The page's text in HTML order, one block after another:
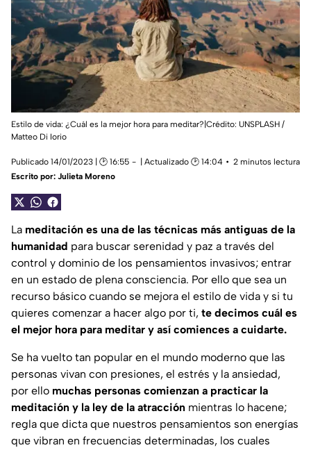
Estilo de vida: ¿Cuál es la mejor hora para meditar?|Crédito: UNSPLASH /
Matteo Di Iorio
Publicado 14/01/2023 | 🕑 16:55 | Actualizado 🕑 14:04
2 minutos lectura
Escrito por: Julieta Moreno
La meditación es una de las técnicas más antiguas de la
humanidad para buscar serenidad y paz a través del
control y dominio de los pensamientos invasivos; entrar
en un estado de plena consciencia. Por ello que sea un
recurso básico cuando se mejora el estilo de vida y si tu
quieres comenzar a hacer algo por ti, te decimos cuál es
el mejor hora para meditar y así comiences a cuidarte.
Se ha vuelto tan popular en el mundo moderno que las
personas vivan con presiones, el estrés y la ansiedad,
por ello muchas personas comienzan a practicar la
meditación y la ley de la atracción mientras lo hacene;
regla que dicta que nuestros pensamientos son energías
que vibran en frecuencias determinadas, los cuales